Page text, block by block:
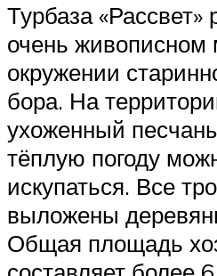
Турбаза
очень живописном
окружении
бора. На
ухоженный
тёплую погоду
искупаться. Все
выложены
Общая площадь